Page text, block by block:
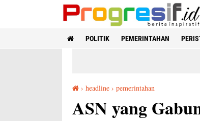
POLITIK PEMERINTAHAN
› headline › pemerintahan
ASN yang